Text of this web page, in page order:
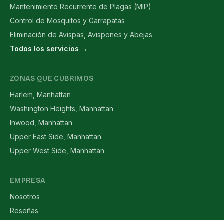
Mantenimiento Recurrente de Plagas (MIP)
Control de Mosquitos y Garrapatas
Eliminación de Avispas, Avispones y Abejas
Todos los servicios →
ZONAS QUE CUBRIMOS
Harlem, Manhattan
Washington Heights, Manhattan
Inwood, Manhattan
Upper East Side, Manhattan
Upper West Side, Manhattan
EMPRESA
Nosotros
Reseñas